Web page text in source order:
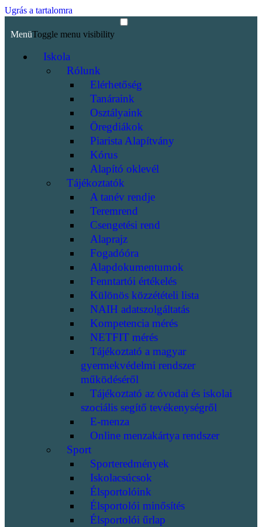
Ugrás a tartalomra
MenüToggle menu visibility
Iskola
Rólunk
Elérhetőség
Tanáraink
Osztályaink
Öregdiákok
Piarista Alapítvány
Kórus
Alapító oklevél
Tájékoztatók
A tanév rendje
Teremrend
Csengetési rend
Alaprajz
Fogadóóra
Alapdokumentumok
Fenntartói értékelés
Különös közzétételi lista
NAIH adatszolgáltatás
Kompetencia mérés
NETFIT mérés
Tájékoztató a magyar
gyermekvédelmi rendszer
működéséről
Tájékoztató az óvodai és iskolai
szociális segítő tevékenységről
E-menza
Online menzakártya rendszer
Sport
Sporteredmények
Iskolacsúcsok
Élsportolóink
Élsportolói minősítés
Élsportolói űrlap